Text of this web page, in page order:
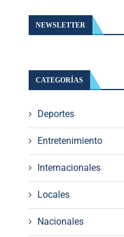
NEWSLETTER
CATEGORÍAS
Deportes
Entretenimiento
Internacionales
Locales
Nacionales